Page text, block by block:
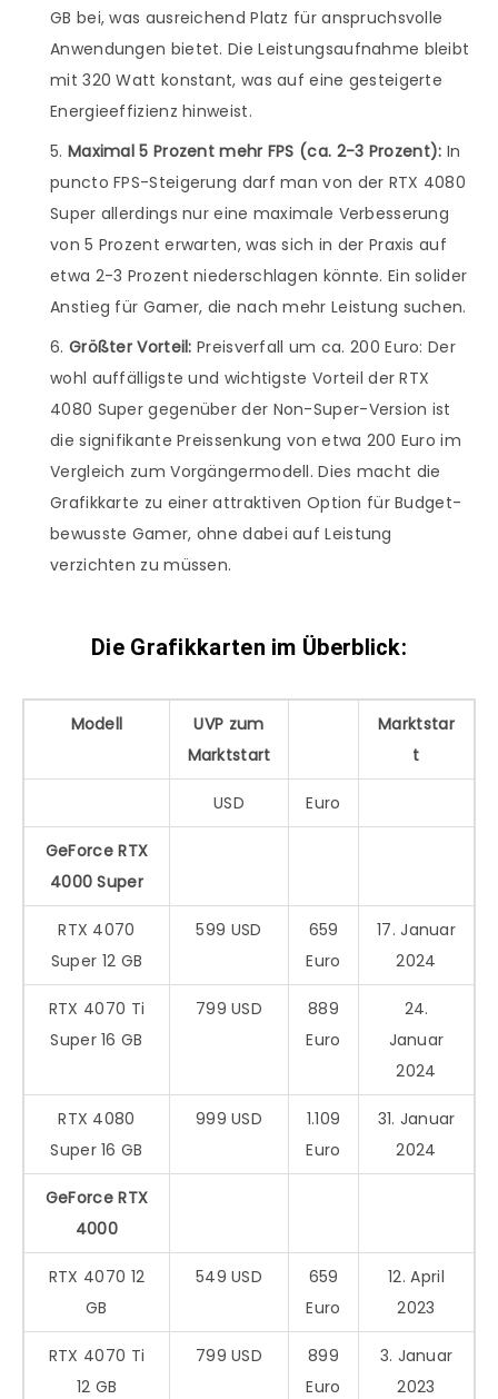
GB bei, was ausreichend Platz für anspruchsvolle
Anwendungen bietet. Die Leistungsaufnahme bleibt
mit 320 Watt konstant, was auf eine gesteigerte
Energieeffizienz hinweist.
Maximal 5 Prozent mehr FPS (ca. 2-3 Prozent): In
puncto FPS-Steigerung darf man von der RTX 4080
Super allerdings nur eine maximale Verbesserung
von 5 Prozent erwarten, was sich in der Praxis auf
etwa 2-3 Prozent niederschlagen könnte. Ein solider
Anstieg für Gamer, die nach mehr Leistung suchen.
Größter Vorteil:Preisverfall um ca. 200 Euro: Der
wohl auffälligste und wichtigste Vorteil der RTX
4080 Super gegenüber der Non-Super-Version ist
die signifikante Preissenkung von etwa 200 Euro im
Vergleich zum Vorgängermodell. Dies macht die
Grafikkarte zu einer attraktiven Option für Budget-
bewusste Gamer, ohne dabei auf Leistung
verzichten zu müssen.
Die Grafikkarten im Überblick:
Modell
UVP zum
Marktstart
Marktstar
t
USD Euro
GeForce RTX
4000 Super
RTX 4070
Super 12 GB
599 USD
659
Euro
17. Januar
2024
RTX 4070 Ti
Super 16 GB
799 USD
889
Euro
24.
Januar
2024
RTX 4080
Super 16 GB
999 USD
1.109
Euro
31. Januar
2024
GeForce RTX
4000
RTX 4070 12
GB
549 USD
659
Euro
12. April
2023
RTX 4070 Ti
12 GB
799 USD
899
Euro
3. Januar
2023